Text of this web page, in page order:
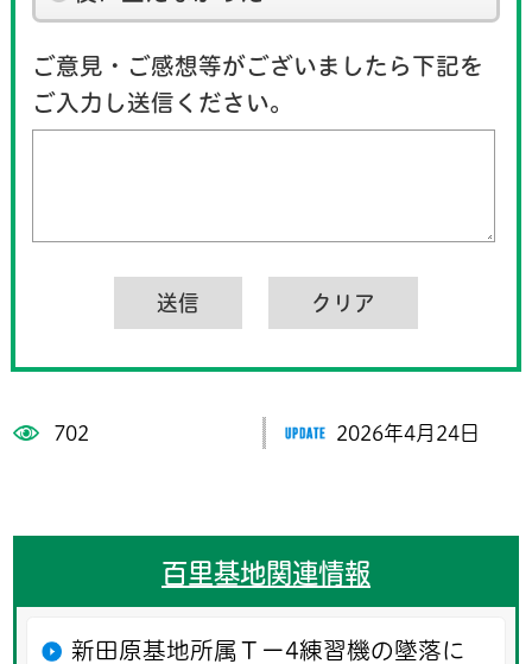
ご意見・ご感想等がございましたら下記を
ご入力し送信ください。
702 2026年4月24日
百里基地関連情報
新田原基地所属Ｔー4練習機の墜落に